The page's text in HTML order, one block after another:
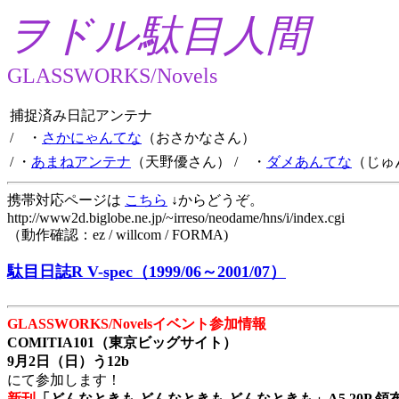
ヲドル駄目人間
GLASSWORKS/Novels
捕捉済み日記アンテナ
/ ・ さかにゃんてな （おさかなさん）
/ ・ あまねアンテナ （天野優さん） / ・ ダメあんてな （じ
携帯対応ページは こちら ↓からどうぞ。
http://www2d.biglobe.ne.jp/~irreso/neodame/hns/i/index.cgi
（動作確認：ez / willcom / FORMA)
駄目日誌R V-spec（1999/06～2001/07）
GLASSWORKS/Novelsイベント参加情報
COMITIA101（東京ビッグサイト）
9月2日（日）う12b
にて参加します！